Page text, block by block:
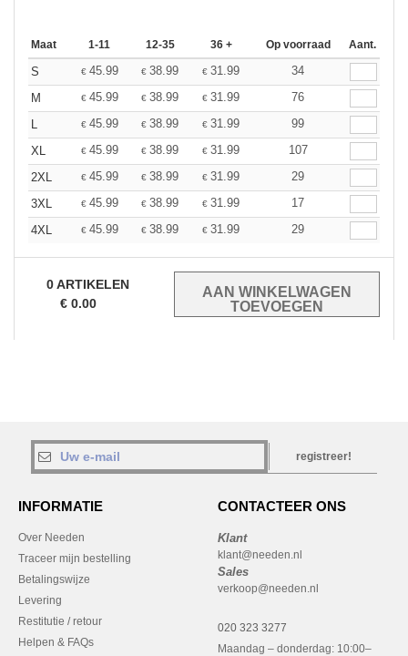
Maat 1-11 12-35 36 + Op voorraad Aant.
S € 45.99 € 38.99 € 31.99
34
M
€ 45.99 € 38.99 € 31.99
76
L
€ 45.99 € 38.99 € 31.99
99
XL
€ 45.99 € 38.99 € 31.99
107
2XL
€ 45.99 € 38.99 € 31.99
29
3XL
€ 45.99 € 38.99 € 31.99
17
4XL
€ 45.99 € 38.99 € 31.99 29
0ARTIKELEN
€ 0.00
registreer!
INFORMATIE
Over Needen
Traceer mijn bestelling
Betalingswijze
Levering
Restitutie / retour
Helpen & FAQs
CONTACTEER ONS
Klant
klant@needen.nl
Sales
verkoop@needen.nl
020 323 3277
Maandag – donderdag: 10:00–